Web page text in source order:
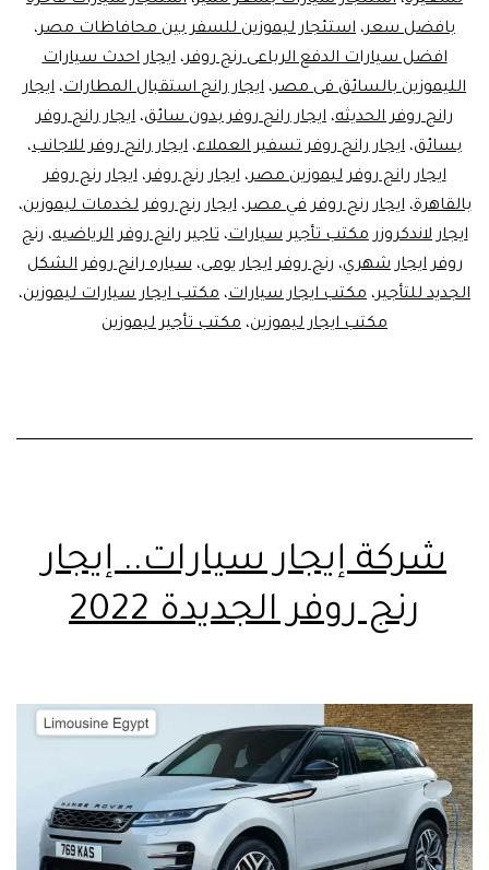
بافضل سعر، استئجار ليموزين للسفر بين محافاظات مصر،
افضل سيارات الدفع الرباعى رنج روفر،ايجار احدث سيارات
الليموزين بالسائق فى مصر، ايجار رانج استقبال المطارات، ايجار
رانج روفر الحديثه، ايجار رانج روفر بدون سائق، ايجار رانج روفر
بسائق، ايجار رانج روفر تسفير العملاء، ايجار رانج روفر للاجانب،
ايجار رانج روفر ليموزين مصر،ايجار رنج روفر،ايجار رنج روفر
بالقاهرة،ايجار رنج روفر في مصر،ايجار رنج روفر لخدمات ليموزين،
ايجار لاندكروزر مكتب تأجير سيارات،تاجير رانج روفر الرياضيه، رنج
روفر ايجار شهري، رنج روفر ايجار يومى،سياره رانج روفر الشكل
الجديد للتأجير، مكتب ايجار سيارات، مكتب ايجار سيارات ليموزين،
مكتب ايجار ليموزين، مكتب تأجير ليموزين
شركة إيجار سيارات.. إيجار
رنج روفر الجديدة 2022